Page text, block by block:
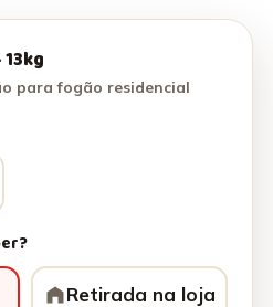
para fogão residencial
Retirada na loja